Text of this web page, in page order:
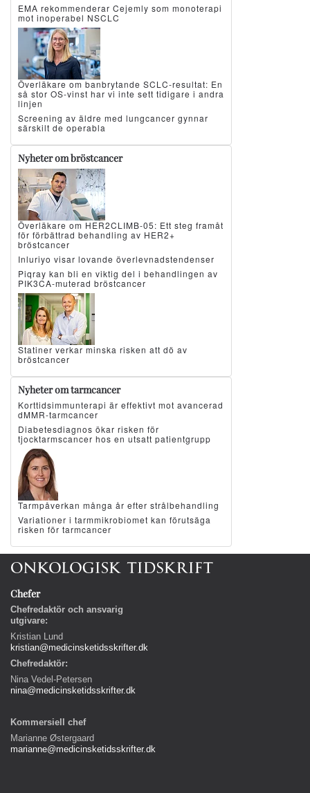
EMA rekommenderar Cejemly som monoterapi
mot inoperabel NSCLC
Överläkare om banbrytande SCLC-resultat: En
så stor OS-vinst har vi inte sett tidigare i andra
linjen
Screening av äldre med lungcancer gynnar
särskilt de operabla
Nyheter om bröstcancer
Överläkare om HER2CLIMB-05: Ett steg framåt
för förbättrad behandling av HER2+
bröstcancer
Inluriyo visar lovande överlevnadstendenser
Piqray kan bli en viktig del i behandlingen av
PIK3CA-muterad bröstcancer
Statiner verkar minska risken att dö av
bröstcancer
Nyheter om tarmcancer
Korttidsimmunterapi är effektivt mot avancerad
dMMR-tarmcancer
Diabetesdiagnos ökar risken för
tjocktarmscancer hos en utsatt patientgrupp
Tarmpåverkan många år efter strålbehandling
Variationer i tarmmikrobiomet kan förutsäga
risken för tarmcancer
Chefer
Chefredaktör och ansvarig
utgivare:
Kristian Lund
kristian@medicinsketidsskrifter.dk
Chefredaktör:
Nina Vedel-Petersen
nina@medicinsketidsskrifter.dk
Kommersiell chef
Marianne Østergaard
marianne@medicinsketidsskrifter.dk